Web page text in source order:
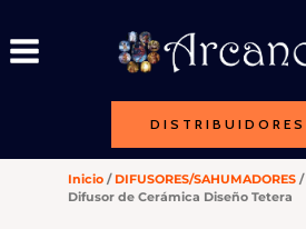
al
DISTRIBUIDORES
Inicio / DIFUSORES/SAHUMADORES /
Difusor de Cerámica Diseño Tetera